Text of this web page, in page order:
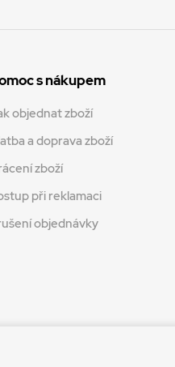
s nákupem
objednat zboží
a doprava zboží
zboží
při reklamaci
objednávky